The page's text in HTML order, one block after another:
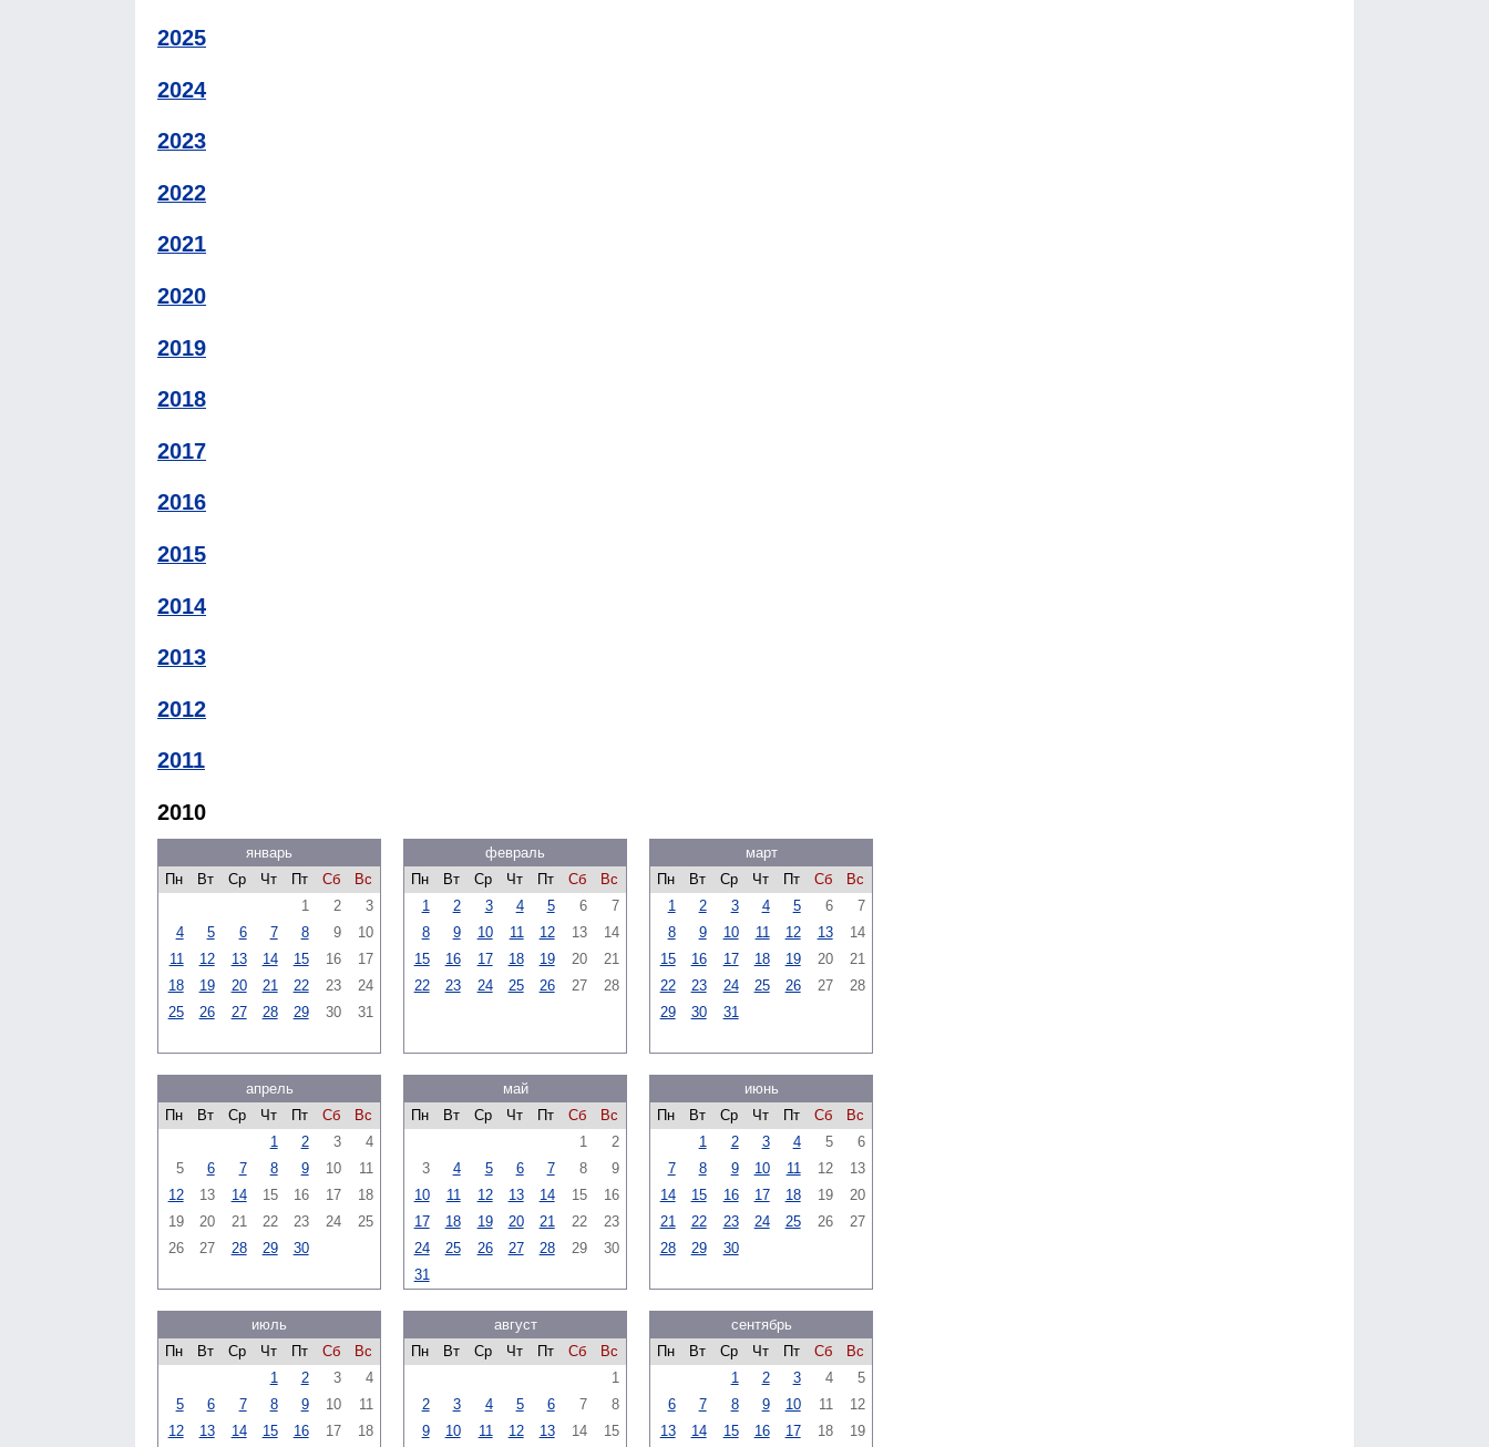
2025
2024
2023
2022
2021
2020
2019
2018
2017
2016
2015
2014
2013
2012
2011
2010
январь
Пн
Вт Ср Чт Пт Сб
Вс
1
2
3
4
5 6 7 8 9
10
11
12 13 14 15 16
17
18
19 20 21 22 23
24
25
26 27 28 29 30 31
февраль
Пн
Вт Ср Чт Пт Сб
Вс
1
2 3 4 5 6
7
8
9 10 11 12 13
14
15
16 17 18 19 20
21
22
23 24 25 26 27 28
март
Пн
Вт Ср Чт Пт Сб
Вс
1
2 3 4 5 6
7
8
9 10 11 12 13
14
15
16 17 18 19 20
21
22
23 24 25 26 27
28
29
30 31
апрель
Пн
Вт Ср Чт Пт Сб
Вс
1
2 3
4
5
6 7 8 9 10
11
12
13 14 15 16 17
18
19
20 21 22 23 24
25
26
27 28 29 30
май
Пн
Вт Ср Чт Пт Сб
Вс
1
2
3
4 5 6 7 8
9
10
11 12 13 14 15
16
17
18 19 20 21 22
23
24
25 26 27 28 29
30
31
июнь
Пн
Вт Ср Чт Пт Сб
Вс
1
2 3 4 5
6
7
8 9 10 11 12
13
14
15 16 17 18 19
20
21
22 23 24 25 26
27
28
29 30
июль
Пн
Вт Ср Чт Пт Сб
Вс
1
2 3
4
5
6 7 8 9 10
11
12
13 14 15 16 17
18
август
Пн
Вт Ср Чт Пт Сб
Вс
1
2
3 4 5 6 7
8
9
10 11 12 13 14
15
сентябрь
Пн
Вт Ср Чт Пт Сб
Вс
1
2 3 4
5
6
7 8 9 10 11
12
13
14 15 16 17 18
19